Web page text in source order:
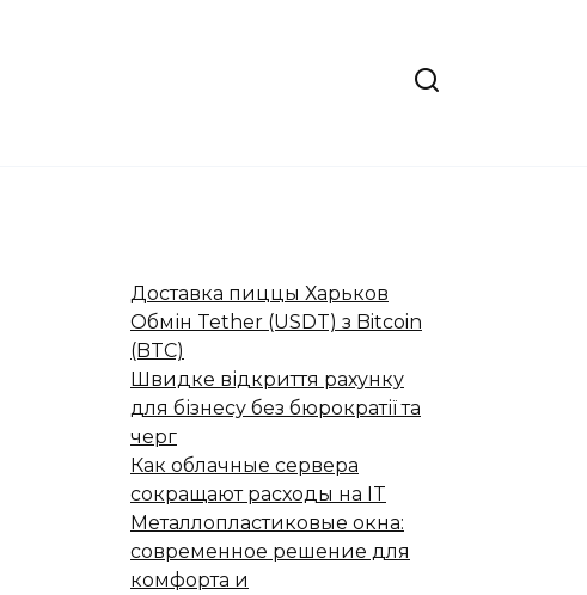
Доставка пиццы Харьков
Обмін Tether (USDT) з Bitcoin
(BTC)
Швидке відкриття рахунку
для бізнесу без бюрократії та
черг
Как облачные сервера
сокращают расходы на IT
Металлопластиковые окна:
современное решение для
комфорта и